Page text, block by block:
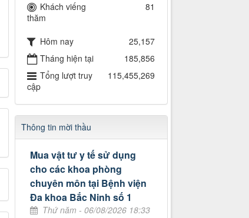
Khách viếng
thăm
81
Hôm nay
25,157
Tháng hiện tại
185,856
Tổng lượt truy
cập
115,455,269
Thông tin mời thầu
Mua vật tư y tế sử dụng
cho các khoa phòng
chuyên môn tại Bệnh viện
Đa khoa Bắc Ninh số 1
Thứ năm - 06/08/2026 18:33